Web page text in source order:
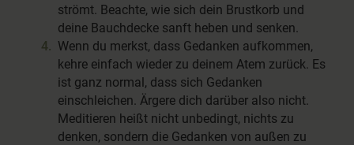
strömt. Beachte, wie sich dein Brustkorb und
deine Bauchdecke sanft heben und senken.
Wenn du merkst, dass Gedanken aufkommen,
kehre einfach wieder zu deinem Atem zurück. Es
ist ganz normal, dass sich Gedanken
einschleichen. Ärgere dich darüber also nicht.
Meditieren heißt nicht unbedingt, nichts zu
denken, sondern die Gedanken von außen zu